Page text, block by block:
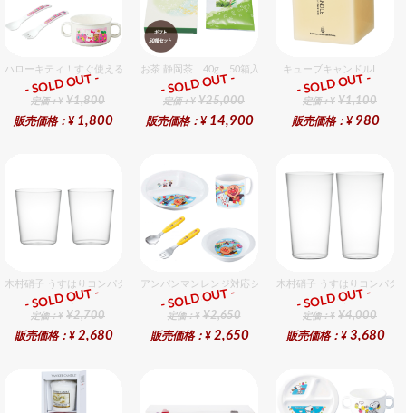
ハローキティ！すぐ使えるおめでとうセット（女の子用） セット販売商品です。
ギフト
定価：¥ ¥1,800
販売価格：¥ 1,800
- SOLD OUT -
お茶 静岡茶 40g 50箱入セット
ギフト
定価：¥ ¥25,000
販売価格：¥ 14,900
- SOLD OUT -
キューブキャンドルL
ギフト
定価：¥ ¥1,100
販売価格：¥ 980
- SOLD OUT -
木村硝子 うすはりコンパクト270cc オールドグラスギフトセット（2個入り）
ギフト
定価：¥ ¥2,700
販売価格：¥ 2,680
- SOLD OUT -
アンパンマンレンジ対応シリーズセット セット販売商品で
ギフト
定価：¥ ¥2,650
販売価格：¥ 2,650
- SOLD OUT -
木村硝子 うすはりコンパク
ギフト
定価：¥ ¥4,000
販売価格：¥ 3,680
- SOLD OUT -